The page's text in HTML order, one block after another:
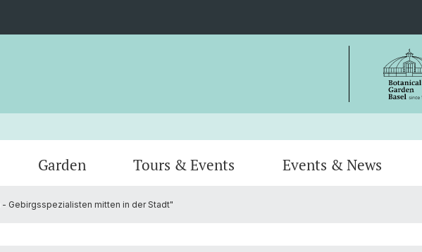
Garden Tours & Events Events & News
Gebirgsspezialisten mitten in der Stadt"